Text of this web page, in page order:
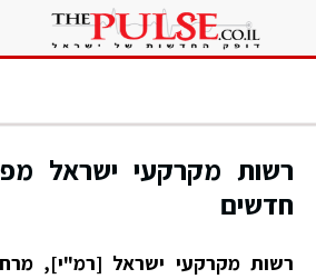
רשות מקרקעי ישראל
חדשים
רשות מקרקעי ישראל [רמ"י],